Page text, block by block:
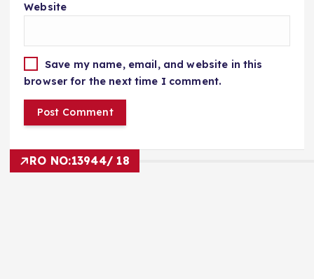
Website
Save my name, email, and website in this
browser for the next time I comment.
RO NO:13944/ 18